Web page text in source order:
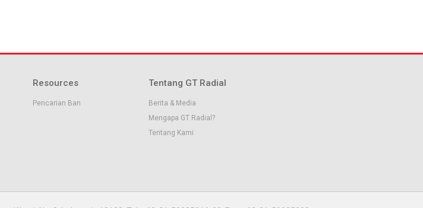
Resources
Pencarian Ban
Tentang GT Radial
Berita & Media
Mengapa GT Radial?
Tentang Kami